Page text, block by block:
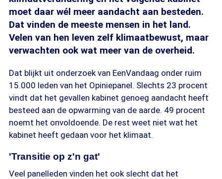
moet daar wél meer aandacht aan besteden.
Dat vinden de meeste mensen in het land.
Velen van hen leven zelf klimaatbewust, maar
verwachten ook wat meer van de overheid.
Dat blijkt uit onderzoek van EenVandaag onder ruim
15.000 leden van het Opiniepanel. Slechts 23 procent
vindt dat het gevallen kabinet genoeg aandacht heeft
besteed aan de opwarming van de aarde. 49 procent
noemt het onvoldoende. De rest weet niet wat het
kabinet heeft gedaan voor het klimaat.
'Transitie op z'n gat'
Veel panelleden vinden het ook slecht dat het